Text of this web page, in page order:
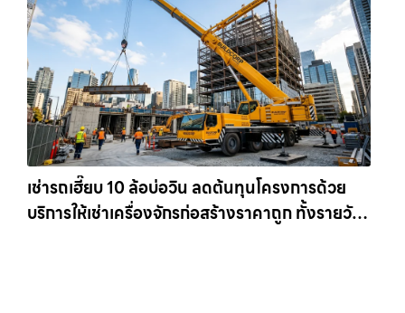
เช่ารถเฮี๊ยบ 10 ล้อบ่อวิน ลดต้นทุนโครงการด้วย
บริการให้เช่าเครื่องจักรก่อสร้างราคาถูก ทั้งรายวัน